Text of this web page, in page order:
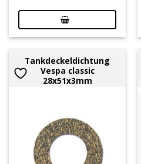
Tankdeckeldichtung
Vespa classic
28x51x3mm